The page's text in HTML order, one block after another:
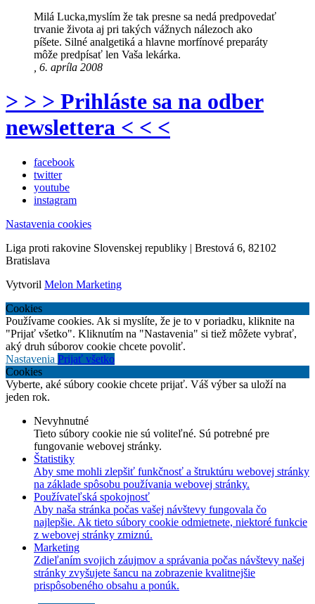
Milá Lucka,myslím že tak presne sa nedá predpovedať
trvanie života aj pri takých vážnych nálezoch ako
píšete. Silné analgetiká a hlavne morfínové preparáty
môže predpísať len Vaša lekárka.
, 6. apríla 2008
> > > Prihláste sa na odber
newslettera < < <
facebook
twitter
youtube
instagram
Nastavenia cookies
Liga proti rakovine Slovenskej republiky | Brestová 6, 82102
Bratislava
Vytvoril Melon Marketing
Cookies
Používame cookies. Ak si myslíte, že je to v poriadku, kliknite na
"Prijať všetko". Kliknutím na "Nastavenia" si tiež môžete vybrať,
aký druh súborov cookie chcete povoliť.
Nastavenia Prijať všetko
Cookies
Vyberte, aké súbory cookie chcete prijať. Váš výber sa uloží na
jeden rok.
Nevyhnutné
Tieto súbory cookie nie sú voliteľné. Sú potrebné pre
fungovanie webovej stránky.
Štatistiky
Aby sme mohli zlepšiť funkčnosť a štruktúru webovej stránky
na základe spôsobu používania webovej stránky.
Používateľská spokojnosť
Aby naša stránka počas vašej návštevy fungovala čo
najlepšie. Ak tieto súbory cookie odmietnete, niektoré funkcie
z webovej stránky zmiznú.
Marketing
Zdieľaním svojich záujmov a správania počas návštevy našej
stránky zvyšujete šancu na zobrazenie kvalitnejšie
prispôsobeného obsahu a ponúk.